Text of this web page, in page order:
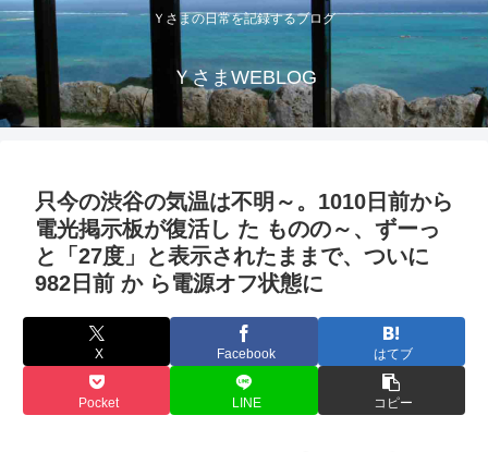
Ｙさまの日常を記録するブログ
ＹさまWEBLOG
只今の渋谷の気温は不明～。1010日前から
電光掲示板が復活し た ものの～、ずーっ
と「27度」と表示されたままで、ついに
982日前 か ら電源オフ状態に
X Facebook はてブ
Pocket LINE コピー